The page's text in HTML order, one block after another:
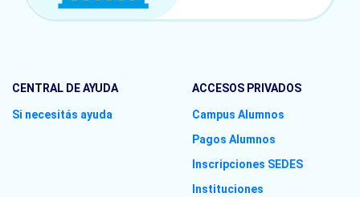
CENTRAL DE AYUDA
Si necesitás ayuda
ACCESOS PRIVADOS
Campus Alumnos
Pagos Alumnos
Inscripciones SEDES
Instituciones